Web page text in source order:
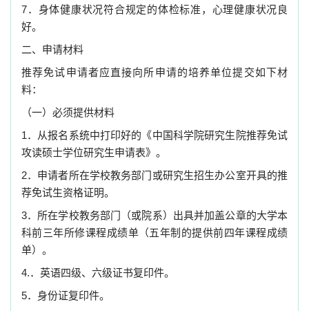
7．身体健康状况符合规定的体检标准，心理健康状况良
好。
二、申请材料
推荐免试申请者应直接向所申请的培养单位提交如下材
料：
（一）必须提供材料
1．从报名系统中打印好的《中国科学院研究生院推荐免试
攻读硕士学位研究生申请表》。
2．申请者所在学校教务部门或研究生招生办公室开具的推
荐免试生资格证明。
3．所在学校教务部门（或院系）出具并加盖公章的大学本
科前三年所修课程成绩单（五年制的提供前四年课程成绩
单）。
4.．英语四级、六级证书复印件。
5．身份证复印件。